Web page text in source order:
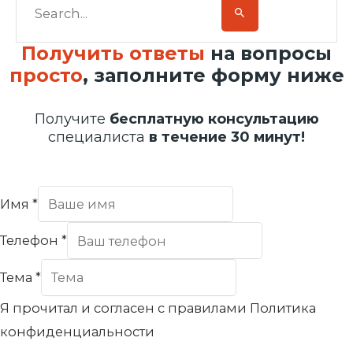
Получить ответы на вопросы
просто, заполните форму ниже
Получите бесплатную консультацию
специалиста в течение 30 минут!
Имя *
Телефон *
Тема *
Я прочитал и согласен с правилами Политика
конфиденциальности